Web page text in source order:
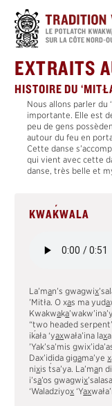
contenu
principal
EXTRAITS
HISTOIRE DU
Nous allons parler du
importante. Elle est
peu de gens
autour du feu en
Cette danse
qui vient avec cette
danse, très belle et
KWAK
´WALA
La’man’sgwagwix
’Mitła. O xas ma yuda
Kwakwaka
“two headed
ik´ała ‘yaxwała’ina lax
’Yak’sa’misg
Dax’idida gigama’yex
nixist
´sa’ya. La’man
i’sa’osgwagwix
‘Waladziyox ‘Yax